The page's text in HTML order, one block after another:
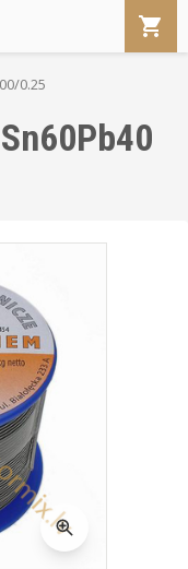
0.25